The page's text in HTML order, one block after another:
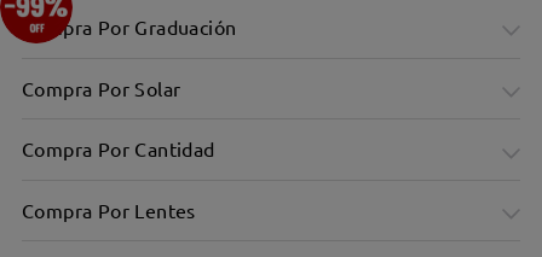
Compra Por Graduación
Compra Por Solar
Compra Por Cantidad
Compra Por Lentes